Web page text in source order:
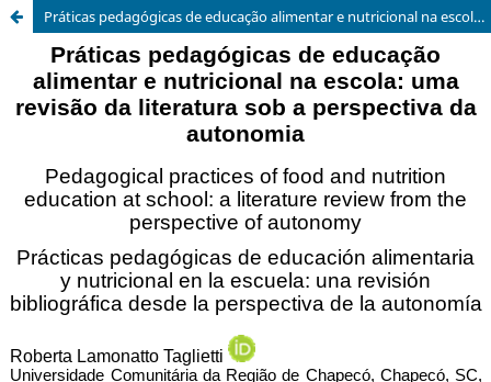
Práticas pedagógicas de educação alimentar e nutricional na escola: uma revisão da literatura sob a perspectiva da autonomia